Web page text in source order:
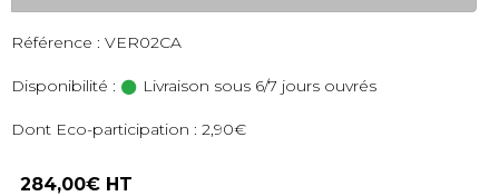
Référence : VER02CA
Disponibilité : Livraison sous 6/7 jours ouvrés
Dont Eco-participation : 2,90€
284,00€ HT